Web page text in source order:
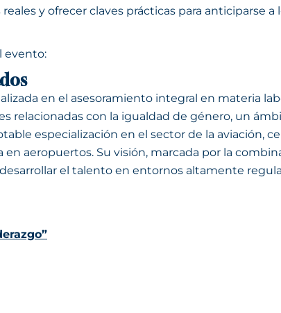
y ofrecer claves prácticas para anticiparse
evento:
en el asesoramiento integral en materia
relacionadas con la igualdad de género, un
especialización en el sector de la aviación,
aeropuertos. Su visión, marcada por la
el talento en entornos altamente